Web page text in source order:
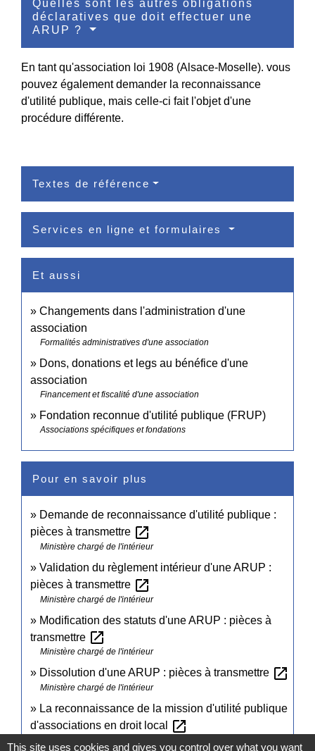
Quelles sont les autres obligations
déclaratives que doit effectuer une
ARUP ?
En tant qu'association loi 1908 (Alsace-Moselle). vous
pouvez également demander la reconnaissance
d'utilité publique, mais celle-ci fait l'objet d'une
procédure différente.
Textes de référence
Services en ligne et formulaires
Et aussi
Changements dans l'administration d'une
association
Formalités administratives d'une association
Dons, donations et legs au bénéfice d'une
association
Financement et fiscalité d'une association
Fondation reconnue d'utilité publique (FRUP)
Associations spécifiques et fondations
Pour en savoir plus
Demande de reconnaissance d'utilité publique :
pièces à transmettre open_in_new
Ministère chargé de l'intérieur
Validation du règlement intérieur d'une ARUP :
pièces à transmettre open_in_new
Ministère chargé de l'intérieur
Modification des statuts d'une ARUP : pièces à
transmettre open_in_new
Ministère chargé de l'intérieur
Dissolution d'une ARUP : pièces à transmettre open_in_new
Ministère chargé de l'intérieur
La reconnaissance de la mission d'utilité publique
d'associations en droit local
open_in_new
This site uses cookies and gives you control over what you want